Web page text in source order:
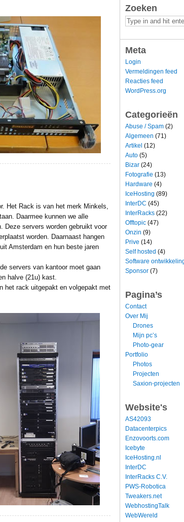
Het Rack is van het merk Minkels,
Daarmee kunnen we alle
Deze servers worden gebruikt voor
worden. Daarnaast hangen
Amsterdam en hun beste jaren
servers van kantoor moet gaan
halve (21u) kast.
het rack uitgepakt en volgepakt met
Zoeken
Meta
Login
Vermeldingen feed
Reacties feed
WordPress.org
Categorieën
Abuse / Spam (2)
Algemeen (71)
Artikel (12)
Auto (5)
Bizar (24)
Fotografie (13)
Hardware (4)
IceHosting (89)
InterDC (45)
InterRacks (22)
Offtopic (47)
Onzin (9)
Prive (14)
Self hosted (4)
Software
Sponsor (7)
Pagina’s
Contact
Over Mij
Drones
Mijn pc’s
Photo-gear
Portfolio
Photos
Projecten
Saxion-projecten
Website's
AS42093
Datacenterpics
Enzovoorts.com
Icebyte
IceHosting.nl
InterDC
InterRacks C.V.
PWS-Robotica
Tweakers.net
WebhostingTalk
WebWereld